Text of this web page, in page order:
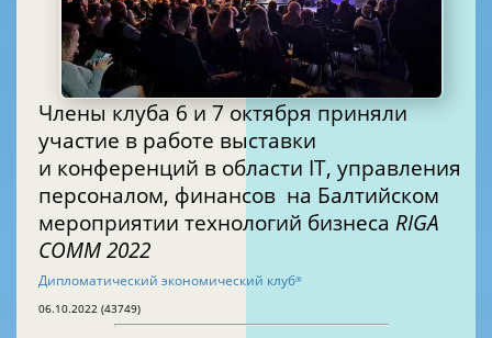
Члены клуба 6 и 7 октября приняли
участие в работе выставки
и конференций в области IT, управления
персоналом, финансов на Балтийском
мероприятии технологий бизнеса RIGA
COMM 2022
Дипломатический экономический клуб®
06.10.2022 (43749)